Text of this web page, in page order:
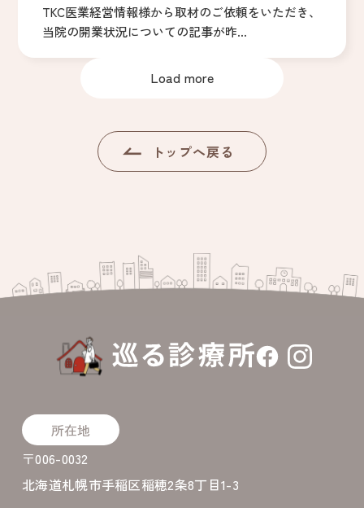
TKC医業経営情報様から取材のご依頼をいただき、
当院の開業状況についての記事が昨...
Load more
トップへ戻る
所在地
〒006-0032
北海道札幌市手稲区稲穂2条8丁目1-3